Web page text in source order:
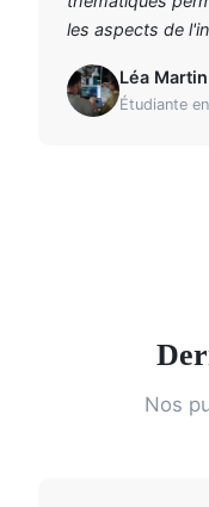
les aspects de
Léa Martin
Étudiante
Nos